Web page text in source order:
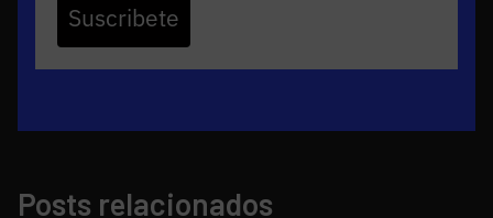
Suscribete
Posts relacionados